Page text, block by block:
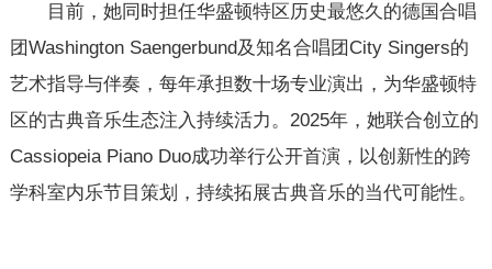
目前，她同时担任华盛顿特区历史最悠久的德国合唱
团Washington Saengerbund及知名合唱团City Singers的
艺术指导与伴奏，每年承担数十场专业演出，为华盛顿特
区的古典音乐生态注入持续活力。2025年，她联合创立的
Cassiopeia Piano Duo成功举行公开首演，以创新性的跨
学科室内乐节目策划，持续拓展古典音乐的当代可能性。